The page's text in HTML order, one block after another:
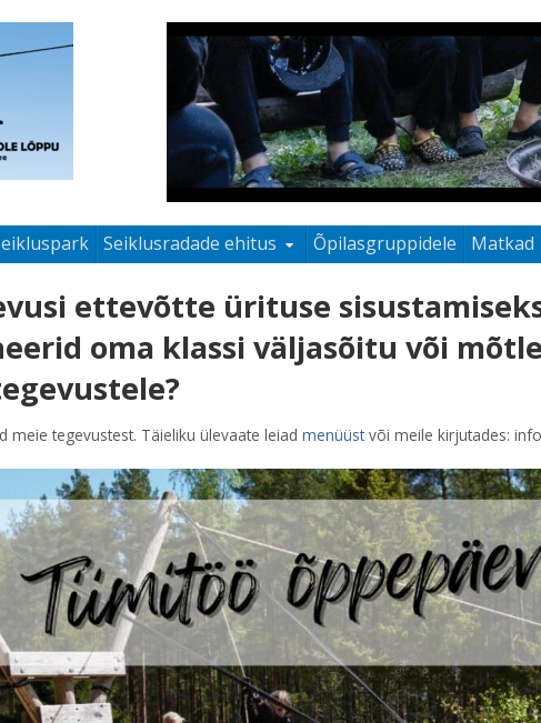
Seiklusradade ehitus Õpilasgruppidele Matkad
ettevõtte ürituse
oma klassi väljasõitu või
meie tegevustest. Täieliku ülevaate leiadmenüüstvõi meile kirjutades: